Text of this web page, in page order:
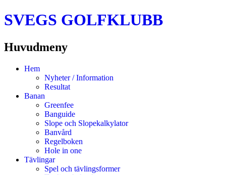
SVEGS GOLFKLUBB
Huvudmeny
HoppaHem
Nyheter / Information
Resultat
Banan
Greenfee
Banguide
Slope och Slopekalkylator
Banvård
Regelboken
Hole in one
Tävlingar
Spel och tävlingsformer